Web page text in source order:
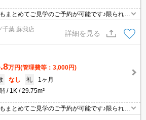
まとめてご見学のご予約が可能です♪限られた
お部屋探しができるようにお手伝いさせてい
お問合せ下さい♪
千葉 蘇我店
詳細を見る
万円(管理費等：3,000円)
なし 礼
1ヶ月
1K 29.75m²
まとめてご見学のご予約が可能です♪限られた
お部屋探しができるようにお手伝いさせてい